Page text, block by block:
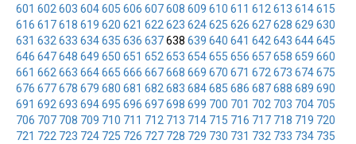
601 602 603 604605 606 607608 609 610 611 612 613 614615
616 617618 619 620 621 622 623 624625 626 627628 629 630
631 632 633 634635 636 637638 639 640 641 642 643 644645
646 647648 649 650 651 652 653 654655 656 657658 659 660
661 662 663 664665 666 667668 669 670 671 672 673 674675
676 677678 679 680 681 682 683 684685 686 687688 689 690
691 692 693 694695 696 697698 699 700 701 702 703 704 705
706 707 708 709 710 711 712 713 714 715 716 717 718 719 720
721 722 723 724 725 726 727 728 729 730 731 732 733 734 735